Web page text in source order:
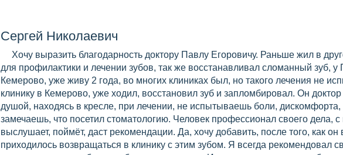
Сергей Николаевич
Хочу выразить благодарность доктору Павлу Егоровичу. Раньше жил в
для профилактики и лечении зубов, так же восстанавливал сломанный зуб,
Кемерово, уже живу 2 года, во многих клиниках был, но такого лечения не
клинику в Кемерово, уже ходил, восстановил зуб и запломбировал. Он
душой, находясь в кресле, при лечении, не испытываешь боли,
замечаешь, что посетил стоматологию. Человек профессионал своего дела,
выслушает, поймёт, даст рекомендации. Да, хочу добавить, после того, как он
приходилось возвращаться в клинику с этим зубом. Я всегда рекомендовал